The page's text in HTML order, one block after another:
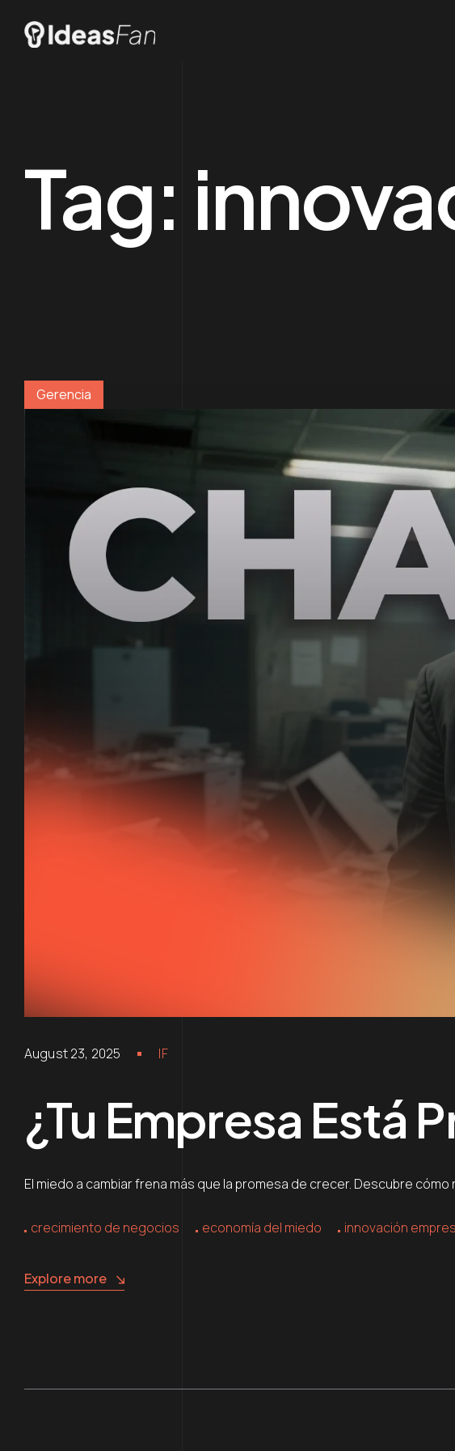
Tag:
Gerencia
August 23, 2025 IF
¿Tu Empresa Está
El miedo a cambiar frena más que la promesa de crecer. Descubre
crecimiento de negocios economía del miedo innovación
Explore more